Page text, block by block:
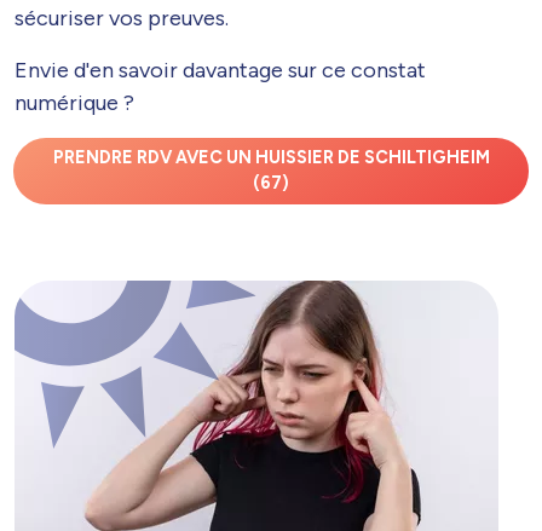
sécuriser vos preuves.
Envie d'en savoir davantage sur ce constat
numérique ?
PRENDRE RDV AVEC UN HUISSIER DE SCHILTIGHEIM
(67)